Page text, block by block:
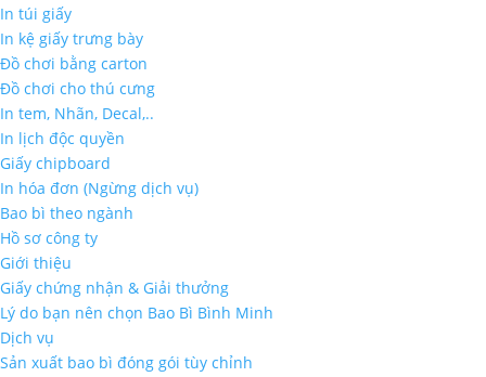
In túi giấy
In kệ giấy trưng bày
Đồ chơi bằng carton
Đồ chơi cho thú cưng
In tem, Nhãn, Decal,..
In lịch độc quyền
Giấy chipboard
In hóa đơn (Ngừng dịch vụ)
Bao bì theo ngành
Hồ sơ công ty
Giới thiệu
Giấy chứng nhận & Giải thưởng
Lý do bạn nên chọn Bao Bì Bình Minh
Dịch vụ
Sản xuất bao bì đóng gói tùy chỉnh